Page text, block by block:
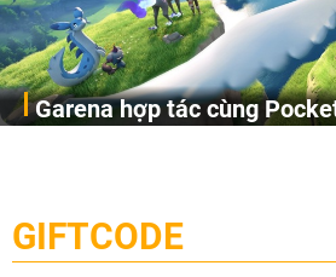
Garena hợp tác cùng
cầu, theo giấy phép chính thức từ
Pocketpair, Inc.
GIFTCODE